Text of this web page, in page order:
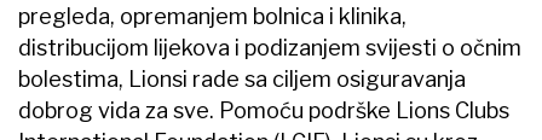
pregleda, opremanjem bolnica i klinika,
distribucijom lijekova i podizanjem svijesti o očnim
bolestima, Lionsi rade sa ciljem osiguravanja
dobrog vida za sve. Pomoću podrške Lions Clubs